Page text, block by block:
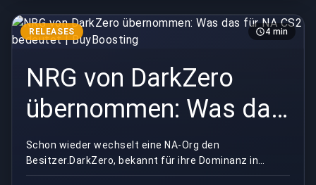
RELEASES 4 min
NRG von DarkZero
übernommen: Was das
für NA CS2 bedeutet |
BuyBoosting
Schon wieder wechselt eine NA-Org den
Besitzer.DarkZero, bekannt für ihre Dominanz in
Rainbow Six Siege, hat gerade NRG Esports